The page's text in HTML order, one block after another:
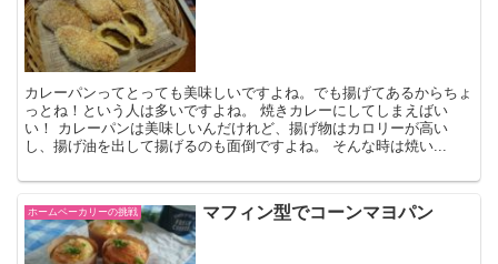
カレーパンってとっても美味しいですよね。でも揚げてあるからちょ
っとね！という人は多いですよね。 焼きカレーにしてしまえばい
い！ カレーパンは美味しいんだけれど、揚げ物はカロリーが高い
し、揚げ油を出して揚げるのも面倒ですよね。 そんな時は焼い...
ホームベーカリーの挑戦 マフィン型でコーンマヨパン